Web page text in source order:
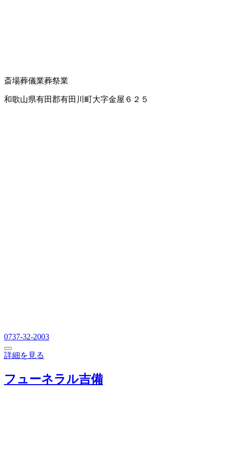
斎場葬儀業葬祭業
和歌山県有田郡有田川町大字金屋６２５
0737-32-2003
詳細を見る
フューネラル吉備